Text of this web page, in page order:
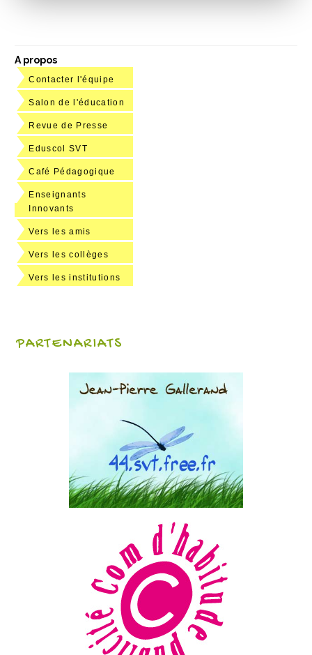
A propos
Contacter l'équipe
Salon de l'éducation
Revue de Presse
Eduscol SVT
Café Pédagogique
Enseignants
Innovants
Vers les amis
Vers les collèges
Vers les institutions
PARTENARIATS